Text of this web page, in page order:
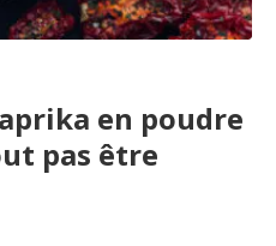
en poudre
pas être